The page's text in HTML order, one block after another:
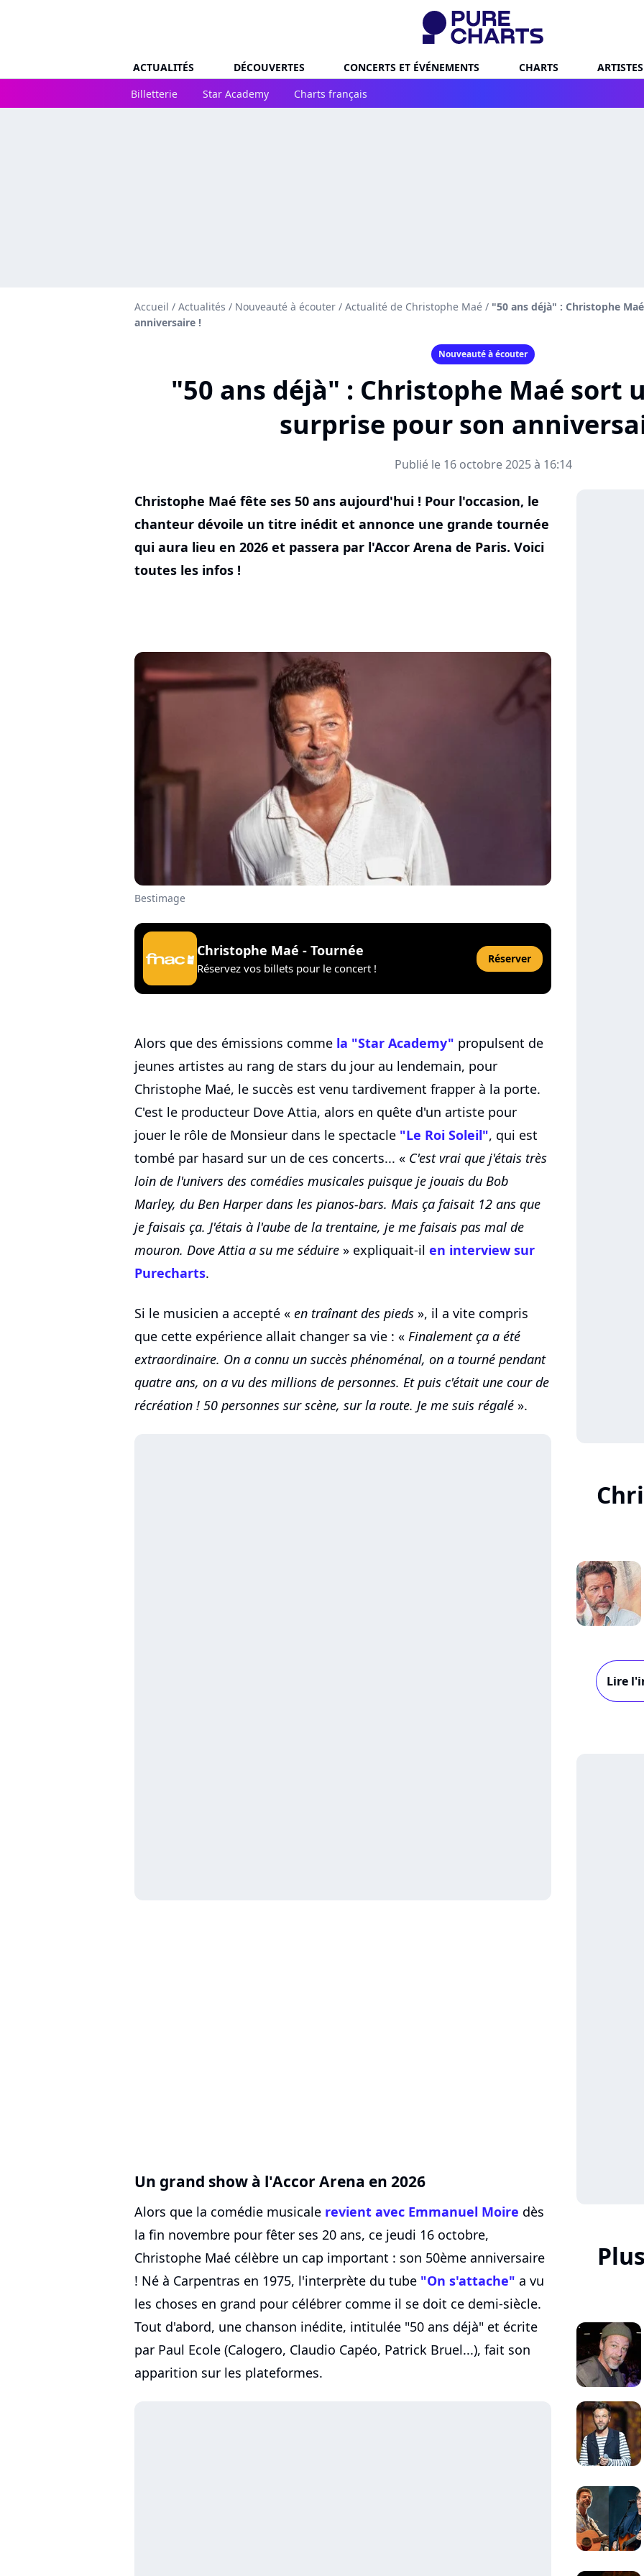
ACTUALITÉS DÉCOUVERTES CONCERTS ET ÉVÉNEMENTS CHARTS ARTISTES
Billetterie
Star Academy Charts français
Accueil / Actualités / Nouveauté à écouter / Actualité de Christophe Maé / "50 ans déjà" : Christophe
anniversaire !
Nouveauté à écouter
"50 ans déjà" : Christophe Maé sort
surprise pour son
Publié le 16 octobre 2025 à 16:14
Christophe Maé fête ses 50 ans aujourd'hui ! Pour l'occasion, le
chanteur dévoile un titre inédit et annonce une grande tournée
qui aura lieu en 2026 et passera par l'Accor Arena de Paris. Voici
toutes les infos !
Bestimage
Christophe Maé - Tournée
Réservez vos billets pour le concert !
Réserver
Alors que des émissions comme la "Star Academy" propulsent de
jeunes artistes au rang de stars du jour au lendemain, pour
Christophe Maé, le succès est venu tardivement frapper à la porte.
C'est le producteur Dove Attia, alors en quête d'un artiste pour
jouer le rôle de Monsieur dans le spectacle "Le Roi Soleil", qui est
tombé par hasard sur un de ces concerts... « C'est vrai que j'étais très
loin de l'univers des comédies musicales puisque je jouais du Bob
Marley, du Ben Harper dans les pianos-bars. Mais ça faisait 12 ans que
je faisais ça. J'étais à l'aube de la trentaine, je me faisais pas mal de
mouron. Dove Attia a su me séduire » expliquait-il en interview sur
Purecharts.
Si le musicien a accepté « en traînant des pieds », il a vite compris
que cette expérience allait changer sa vie : « Finalement ça a été
extraordinaire. On a connu un succès phénoménal, on a tourné pendant
quatre ans, on a vu des millions de personnes. Et puis c'était une cour de
récréation ! 50 personnes sur scène, sur la route. Je me suis régalé ».
Un grand show à l'Accor Arena en 2026
Alors que la comédie musicale revient avec Emmanuel Moire dès
la fin novembre pour fêter ses 20 ans, ce jeudi 16 octobre,
Christophe Maé célèbre un cap important : son 50ème anniversaire
! Né à Carpentras en 1975, l'interprète du tube "On s'attache" a vu
les choses en grand pour célébrer comme il se doit ce demi-siècle.
Tout d'abord, une chanson inédite, intitulée "50 ans déjà" et écrite
par Paul Ecole (Calogero, Claudio Capéo, Patrick Bruel...), fait son
apparition sur les plateformes.
Lire